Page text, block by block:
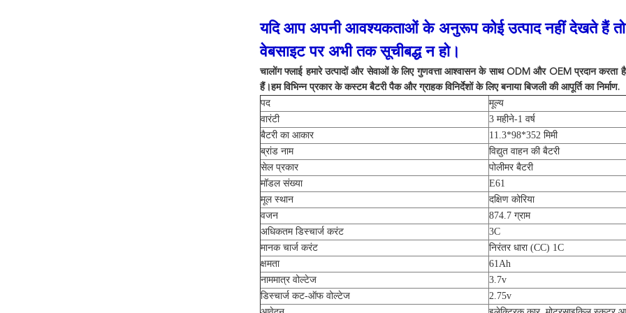
यदि आप अपनी आवश्यकताओं के अनुरूप कोई उत्पाद नहीं देखते हैं तो
वेबसाइट पर अभी तक सूचीबद्ध न हो।
चालोंग फ्लाई हमारे उत्पादों और सेवाओं के लिए गुणवत्ता आश्वासन के साथ ODM और OEM प्रदान करता
हैं।हम विभिन्न प्रकार के कस्टम बैटरी पैक और ग्राहक विनिर्देशों के लिए बनाया बिजली की आपूर्ति का निर्माण.
पद
मूल्य
वारंटी
3 महीने-1 वर्ष
बैटरी का आकार
11.3*98*352 मिमी
ब्रांड नाम
विद्युत वाहन की बैटरी
सेल प्रकार
पोलीमर बैटरी
मॉडल संख्या
E61
मूल स्थान
दक्षिण कोरिया
वजन
874.7 ग्राम
अधिकतम डिस्चार्ज करंट
3C
मानक चार्ज करंट
निरंतर धारा (CC) 1C
क्षमता
61Ah
नाममात्र वोल्टेज
3.7v
डिस्चार्ज कट-ऑफ वोल्टेज
2.75v